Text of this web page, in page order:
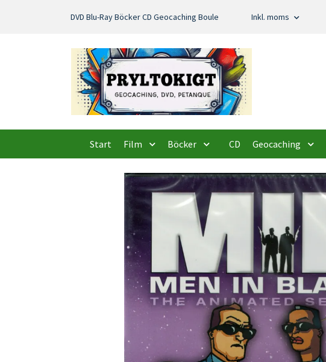
DVD Blu-Ray Böcker CD Geocaching Boule Inkl. moms
Start Film Böcker CD Geocaching